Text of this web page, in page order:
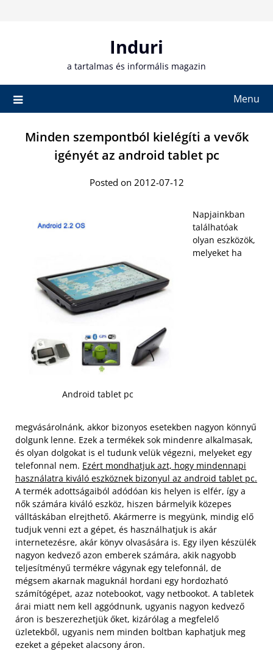
Induri
a tartalmas és informális magazin
Menu
Minden szempontból kielégíti a vevők
igényét az android tablet pc
Posted on 2012-07-12
Android tablet pc
Napjainkban
találhatóak
olyan eszközök,
melyeket ha
megvásárolnánk, akkor bizonyos esetekben nagyon könnyű
dolgunk lenne. Ezek a termékek sok mindenre alkalmasak,
és olyan dolgokat is el tudunk velük végezni, melyeket egy
telefonnal nem. Ezért mondhatjuk azt, hogy mindennapi
használatra kiváló eszköznek bizonyul az android tablet pc.
A termék adottságaiból adódóan kis helyen is elfér, így a
nők számára kiváló eszköz, hiszen bármelyik közepes
válltáskában elrejthető. Akármerre is megyünk, mindig elő
tudjuk venni ezt a gépet, és használhatjuk is akár
internetezésre, akár könyv olvasására is. Egy ilyen készülék
nagyon kedvező azon emberek számára, akik nagyobb
teljesítményű termékre vágynak egy telefonnál, de
mégsem akarnak maguknál hordani egy hordozható
számítógépet, azaz notebookot, vagy netbookot. A tabletek
árai miatt nem kell aggódnunk, ugyanis nagyon kedvező
áron is beszerezhetjük őket, kizárólag a megfelelő
üzletekből, ugyanis nem minden boltban kaphatjuk meg
ezeket a gépeket alacsony áron.